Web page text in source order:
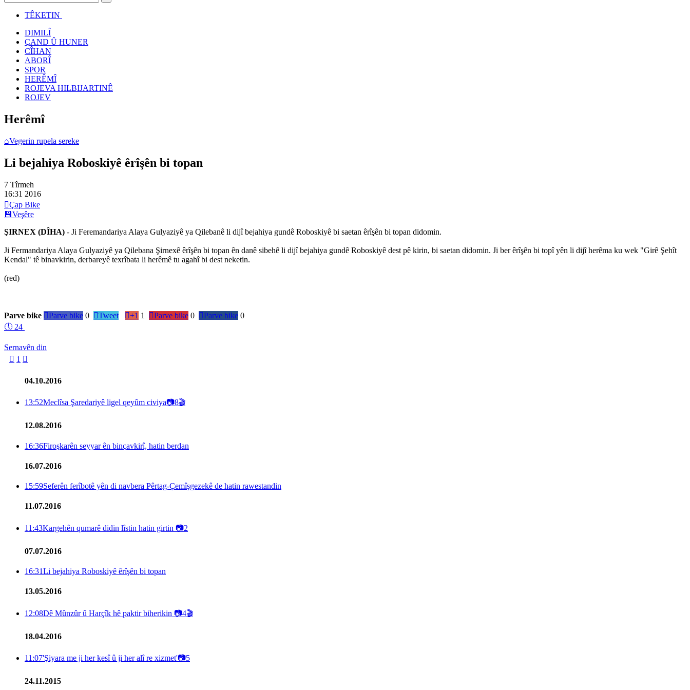
TÊKETIN
DIMILÎ
ÇAND Û HUNER
CÎHAN
ABORÎ
SPOR
HERÊMÎ
ROJEVA HILBIJARTINÊ
ROJEV
Herêmî
⌂Vegerin rupela sereke
Li bejahiya Roboskiyê êrîşên bi topan
7 Tîrmeh
16:31 2016
Çap Bike
💾Veşêre
ŞIRNEX (DÎHA) - Ji Feremandariya Alaya Gulyaziyê ya Qilebanê li dijî bejahiya gundê Roboskiyê bi saetan êrîşên bi topan didomin.
Ji Fermandariya Alaya Gulyaziyê ya Qilebana Şirnexê êrîşên bi topan ên danê sibehê li dijî bejahiya gundê Roboskiyê dest pê kirin, bi saetan didomin. Ji ber êrîşên bi topî yên li dijî herêma ku wek "Girê Şehît
Kendal" tê binavkirin, derbareyê texrîbata li herêmê tu agahî bi dest neketin.
(red)
Parve bike Parve bike 0 Tweet +1 1 Parve bike 0 Parve bike 0
🕔 24
Sernavên din
 1 
04.10.2016
13:52Meclîsa Şaredariyê ligel qeyûm civiya📷8🎬
12.08.2016
16:36Firoşkarên seyyar ên binçavkirî, hatin berdan
16.07.2016
15:59Seferên ferîbotê yên di navbera Pêrtag-Çemîşgezekê de hatin rawestandin
11.07.2016
11:43Kargehên qumarê didin lîstin hatin girtin 📷2
07.07.2016
16:31Li bejahiya Roboskiyê êrîşên bi topan
13.05.2016
12:08Dê Mûnzûr û Harçîk hê paktir biherikin 📷4🎬
18.04.2016
11:07'Şiyara me ji her kesî û ji her alî re xizmet'📷5
24.11.2015